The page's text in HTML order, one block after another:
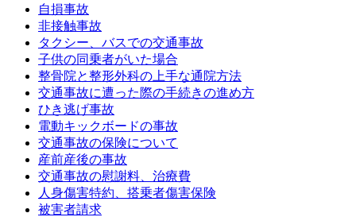
自損事故
非接触事故
タクシー、バスでの交通事故
子供の同乗者がいた場合
整骨院と整形外科の上手な通院方法
交通事故に遭った際の手続きの進め方
ひき逃げ事故
電動キックボードの事故
交通事故の保険について
産前産後の事故
交通事故の慰謝料、治療費
人身傷害特約、搭乗者傷害保険
被害者請求